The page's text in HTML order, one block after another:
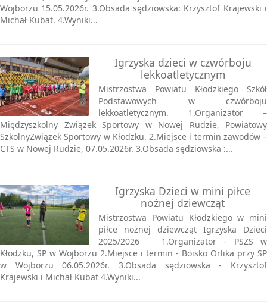
Wojborzu 15.05.2026r. 3.Obsada sędziowska: Krzysztof Krajewski i
Michał Kubat. 4.Wyniki...
Igrzyska dzieci w czwórboju
lekkoatletycznym
Mistrzostwa Powiatu Kłodzkiego Szkół
Podstawowych w czwórboju
lekkoatletycznym. 1.Organizator –
Międzyszkolny Związek Sportowy w Nowej Rudzie, Powiatowy
SzkolnyZwiązek Sportowy w Kłodzku. 2.Miejsce i termin zawodów –
CTS w Nowej Rudzie, 07.05.2026r. 3.Obsada sędziowska :...
Igrzyska Dzieci w mini piłce
nożnej dziewcząt
Mistrzostwa Powiatu Kłodzkiego w mini
piłce nożnej dziewcząt Igrzyska Dzieci
2025/2026 1.Organizator - PSZS w
Kłodzku, SP w Wojborzu 2.Miejsce i termin - Boisko Orlika przy SP
w Wojborzu 06.05.2026r. 3.Obsada sędziowska - Krzysztof
Krajewski i Michał Kubat 4.Wyniki...